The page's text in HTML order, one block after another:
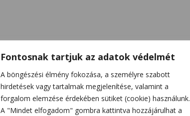
Fontosnak tartjuk az adatok védelmét
A böngészési élmény fokozása, a személyre szabott
hirdetések vagy tartalmak megjelenítése, valamint a
forgalom elemzése érdekében sütiket (cookie) használunk.
A "Mindet elfogadom" gombra kattintva hozzájárulhat a